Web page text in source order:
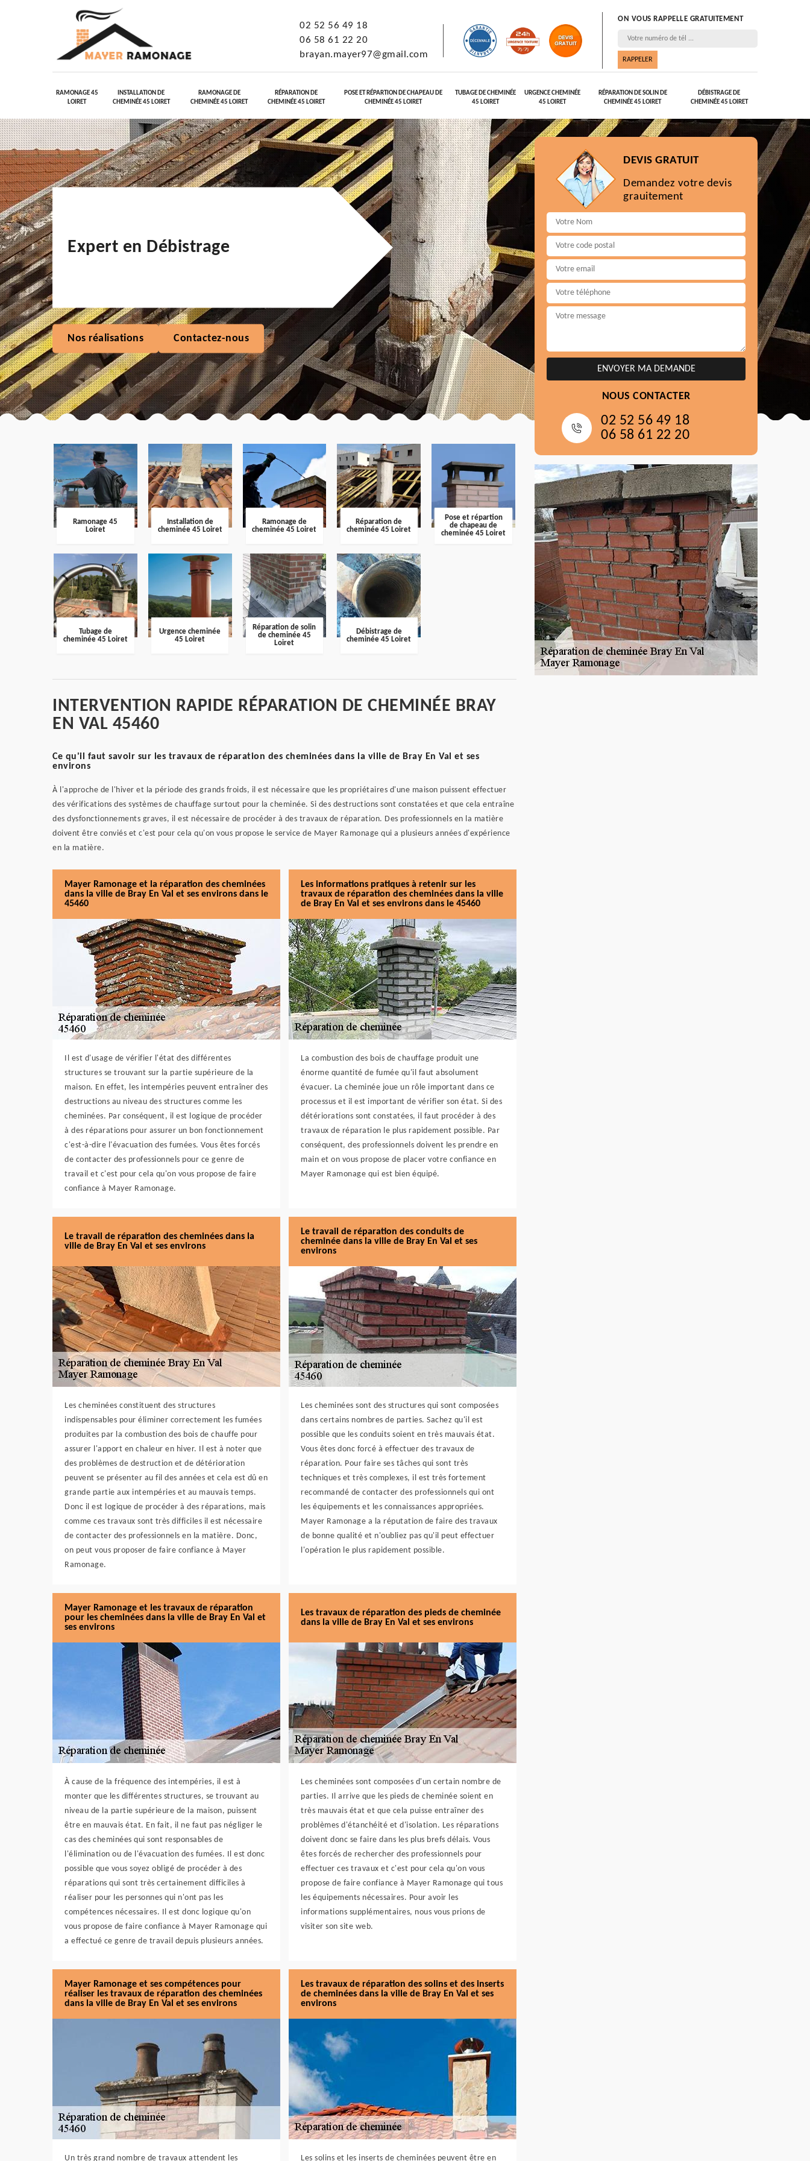
02 52 56 49 18
06 58 61 22 20
brayan.mayer97@gmail.com
ON VOUS RAPPELLE GRATUITEMENT
RAMONAGE 45
LOIRET
INSTALLATION DE
CHEMINÉE 45 LOIRET
RAMONAGE DE
CHEMINÉE 45 LOIRET
RÉPARATION DE
CHEMINÉE 45 LOIRET
POSE ET RÉPARTION DE CHAPEAU DE
CHEMINÉE 45 LOIRET
TUBAGE DE CHEMINÉE
45 LOIRET
URGENCE CHEMINÉE
45 LOIRET
RÉPARATION DE SOLIN DE
CHEMINÉE 45 LOIRET
DÉBISTRAGE DE
CHEMINÉE 45 LOIRET
Expert en Débistrage
Nos réalisations Contactez-nous
Ramonage 45
Loiret
Installation de
cheminée 45 Loiret
Ramonage de
cheminée 45 Loiret
Réparation de
cheminée 45 Loiret
Pose et répartion
de chapeau de
cheminée 45 Loiret
Tubage de
cheminée 45 Loiret
Urgence cheminée
45 Loiret
Réparation de solin
de cheminée 45
Loiret
Débistrage de
cheminée 45 Loiret
INTERVENTION RAPIDE RÉPARATION DE CHEMINÉE BRAY
EN VAL 45460
Ce qu'il faut savoir sur les travaux de réparation des cheminées dans la ville de Bray En Val et ses
environs
À l'approche de l'hiver et la période des grands froids, il est nécessaire que les propriétaires d'une maison puissent effectuer
des vérifications des systèmes de chauffage surtout pour la cheminée. Si des destructions sont constatées et que cela entraîne
des dysfonctionnements graves, il est nécessaire de procéder à des travaux de réparation. Des professionnels en la matière
doivent être conviés et c'est pour cela qu'on vous propose le service de Mayer Ramonage qui a plusieurs années d'expérience
en la matière.
Mayer Ramonage et la réparation des cheminées
dans la ville de Bray En Val et ses environs dans le
45460
Il est d'usage de vérifier l'état des différentes
structures se trouvant sur la partie supérieure de la
maison. En effet, les intempéries peuvent entraîner des
destructions au niveau des structures comme les
cheminées. Par conséquent, il est logique de procéder
à des réparations pour assurer un bon fonctionnement
c'est-à-dire l'évacuation des fumées. Vous êtes forcés
de contacter des professionnels pour ce genre de
travail et c'est pour cela qu'on vous propose de faire
confiance à Mayer Ramonage.
Les informations pratiques à retenir sur les
travaux de réparation des cheminées dans la ville
de Bray En Val et ses environs dans le 45460
La combustion des bois de chauffage produit une
énorme quantité de fumée qu'il faut absolument
évacuer. La cheminée joue un rôle important dans ce
processus et il est important de vérifier son état. Si des
détériorations sont constatées, il faut procéder à des
travaux de réparation le plus rapidement possible. Par
conséquent, des professionnels doivent les prendre en
main et on vous propose de placer votre confiance en
Mayer Ramonage qui est bien équipé.
Le travail de réparation des cheminées dans la
ville de Bray En Val et ses environs
Les cheminées constituent des structures
indispensables pour éliminer correctement les fumées
produites par la combustion des bois de chauffe pour
assurer l'apport en chaleur en hiver. Il est à noter que
des problèmes de destruction et de détérioration
peuvent se présenter au fil des années et cela est dû en
grande partie aux intempéries et au mauvais temps.
Donc il est logique de procéder à des réparations, mais
comme ces travaux sont très difficiles il est nécessaire
de contacter des professionnels en la matière. Donc,
on peut vous proposer de faire confiance à Mayer
Ramonage.
Le travail de réparation des conduits de
cheminée dans la ville de Bray En Val et ses
environs
Les cheminées sont des structures qui sont composées
dans certains nombres de parties. Sachez qu'il est
possible que les conduits soient en très mauvais état.
Vous êtes donc forcé à effectuer des travaux de
réparation. Pour faire ses tâches qui sont très
techniques et très complexes, il est très fortement
recommandé de contacter des professionnels qui ont
les équipements et les connaissances appropriées.
Mayer Ramonage a la réputation de faire des travaux
de bonne qualité et n'oubliez pas qu'il peut effectuer
l'opération le plus rapidement possible.
Mayer Ramonage et les travaux de réparation
pour les cheminées dans la ville de Bray En Val et
ses environs
À cause de la fréquence des intempéries, il est à
monter que les différentes structures, se trouvant au
niveau de la partie supérieure de la maison, puissent
être en mauvais état. En fait, il ne faut pas négliger le
cas des cheminées qui sont responsables de
l'élimination ou de l'évacuation des fumées. Il est donc
possible que vous soyez obligé de procéder à des
réparations qui sont très certainement difficiles à
réaliser pour les personnes qui n'ont pas les
compétences nécessaires. Il est donc logique qu'on
vous propose de faire confiance à Mayer Ramonage qui
a effectué ce genre de travail depuis plusieurs années.
Les travaux de réparation des pieds de cheminée
dans la ville de Bray En Val et ses environs
Les cheminées sont composées d'un certain nombre de
parties. Il arrive que les pieds de cheminée soient en
très mauvais état et que cela puisse entraîner des
problèmes d'étanchéité et d'isolation. Les réparations
doivent donc se faire dans les plus brefs délais. Vous
êtes forcés de rechercher des professionnels pour
effectuer ces travaux et c'est pour cela qu'on vous
propose de faire confiance à Mayer Ramonage qui tous
les équipements nécessaires. Pour avoir les
informations supplémentaires, nous vous prions de
visiter son site web.
Mayer Ramonage et ses compétences pour
réaliser les travaux de réparation des cheminées
dans la ville de Bray En Val et ses environs
Un très grand nombre de travaux attendent les
Les travaux de réparation des solins et des inserts
de cheminées dans la ville de Bray En Val et ses
environs
Les solins et les inserts de cheminées peuvent être en
DEVIS GRATUIT
Demandez votre devis
grauitement
NOUS CONTACTER
02 52 56 49 18
06 58 61 22 20